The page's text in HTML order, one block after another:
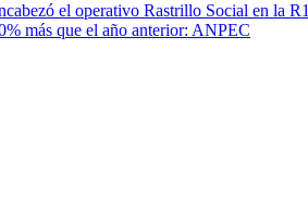
el operativo Rastrillo Social en la R1
más que el año anterior: ANPEC